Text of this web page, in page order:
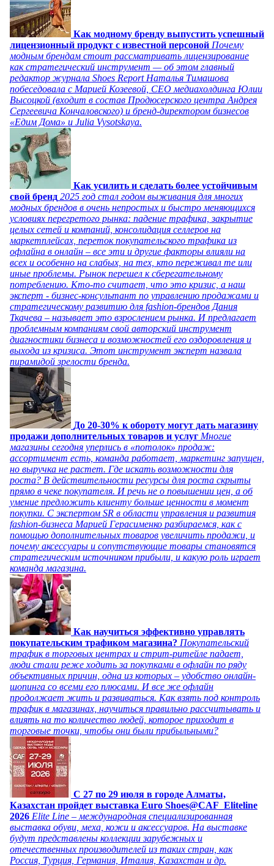
Как модному бренду выпустить успешный
лицензионный продукт с известной персоной Почему
модным брендам стоит рассматривать лицензирование
как стратегический инструмент — об этом главный
редактор журнала Shoes Report Наталья Тимашова
побеседовала с Марией Козеевой, СЕО медиахолдинга Юлии
Высоцкой (входит в состав Продюсерского центра Андрея
Сергеевича Кончаловского) и бренд-директором бизнесов
«Едим Дома» и Julia Vysotskaya.
Как усилить и сделать более устойчивым
свой бренд 2025 год стал годом выживания для многих
модных брендов в очень непростых и быстро меняющихся
условиях перегретого рынка: падение трафика, закрытие
целых сетей и компаний, консолидация селлеров на
маркетплейсах, переток покупательского трафика из
офлайна в онлайн – все эти и другие факторы влияли на
всех и особенно на слабых, на тех, кто переживал те или
иные проблемы. Рынок перешел к сберегательному
потреблению. Кто-то считает, что это кризис, а наш
эксперт - бизнес-консультант по управлению продажами и
стратегическому развитию для fashion-брендов Дания
Ткачева – называет это взрослением рынка. И предлагает
проблемным компаниям свой авторский инструмент
диагностики бизнеса и возможностей его оздоровления и
выхода из кризиса. Этот инструмент эксперт назвала
пирамидой зрелости бренда.
До 20-30% к обороту могут дать магазину
продажи дополнительных товаров и услуг Многие
магазины сегодня уперлись в «потолок» продаж:
ассортимент есть, команда работает, маркетинг запущен,
но выручка не растет. Где искать возможности для
роста? В действительности ресурсы для роста скрыты
прямо в чеке покупателя. И речь не о повышении цен, а об
умение предложить клиенту больше ценности в момент
покупки. С экспертом SR в области управления и развития
fashion-бизнеса Марией Герасименко разбираемся, как с
помощью дополнительных товаров увеличить продажи, и
почему аксессуары и сопутствующие товары становятся
стратегическим источником прибыли, и какую роль играет
команда магазина.
Как научиться эффективно управлять
покупательским трафиком магазина? Покупательский
трафик в торговых центрах и стрит-ритейле падает,
люди стали реже ходить за покупками в офлайн по ряду
объективных причин, одна из которых – удобство онлайн-
шопинга со всеми его плюсами. И все же офлайн
продолжает жить и развиваться. Как взять под контроль
трафик в магазинах, научиться правильно рассчитывать и
влиять на то количество людей, которое приходит в
торговые точки, чтобы они были прибыльными?
C 27 по 29 июля в городе Алматы,
Казахстан пройдет выставка Euro Shoes@CAF_Eliteline
2026 Elite Line – международная специализированная
выставка обуви, меха, кожи и аксессуаров. На выставке
будут представлены коллекции зарубежных и
отечественных производителей из таких стран, как
Россия, Турция, Германия, Италия, Казахстан и др.